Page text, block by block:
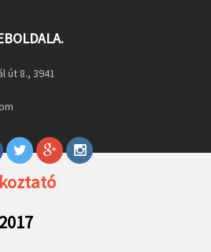
út 8., 3941